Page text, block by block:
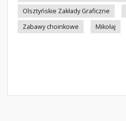
Olsztyńskie Zakłady Graficzne
Zabawy choinkowe
Mikołaj